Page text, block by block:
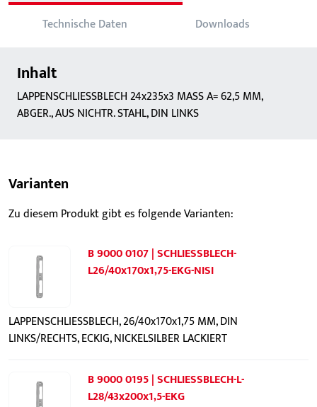
Technische Daten Downloads
Inhalt
LAPPENSCHLIESSBLECH 24x235x3 MASS A= 62,5 MM,
ABGER., AUS NICHTR. STAHL, DIN LINKS
Varianten
Zu diesem Produkt gibt es folgende Varianten:
B 9000 0107 | SCHLIESSBLECH-
L26/40x170x1,75-EKG-NISI
LAPPENSCHLIESSBLECH, 26/40x170x1,75 MM, DIN
LINKS/RECHTS, ECKIG, NICKELSILBER LACKIERT
B 9000 0195 | SCHLIESSBLECH-L-
L28/43x200x1,5-EKG